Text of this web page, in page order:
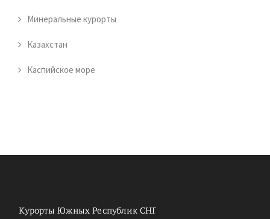
Минеральные курорты
Казахстан
Каспийское море